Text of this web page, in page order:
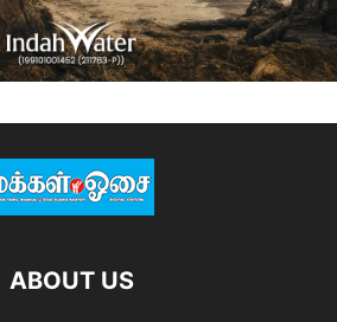
ABOUT US